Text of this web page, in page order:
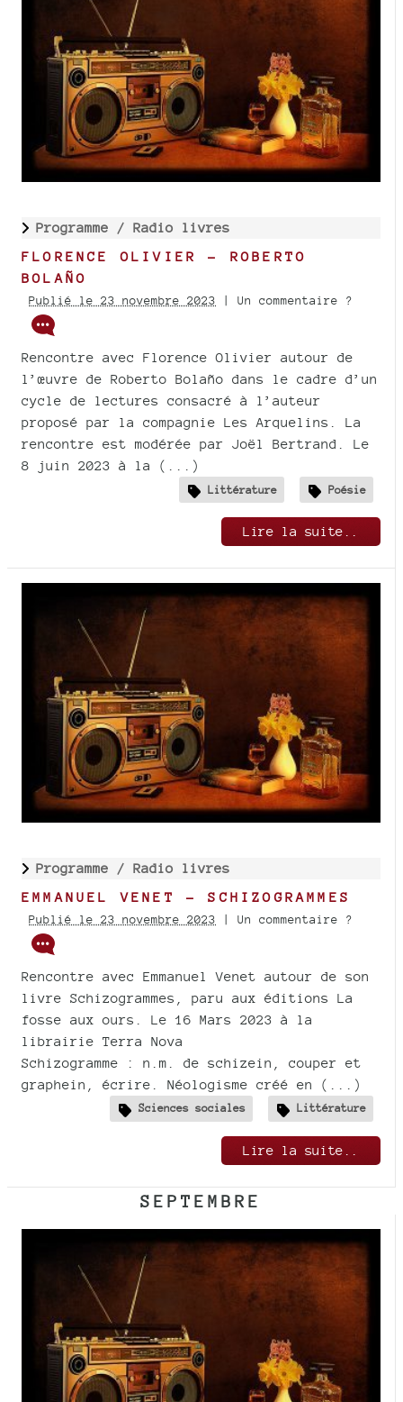
Programme / Radio livres
FLORENCE OLIVIER - ROBERTO
BOLAÑO
Publié le 23 novembre 2023 | Un commentaire ?
Rencontre avec Florence Olivier autour de
l’œuvre de Roberto Bolaño dans le cadre d’un
cycle de lectures consacré à l’auteur
proposé par la compagnie Les Arquelins. La
rencontre est modérée par Joël Bertrand. Le
8 juin 2023 à la (...)
Littérature Poésie
Lire la suite..
Programme / Radio livres
EMMANUEL VENET - SCHIZOGRAMMES
Publié le 23 novembre 2023 | Un commentaire ?
Rencontre avec Emmanuel Venet autour de son
livre Schizogrammes, paru aux éditions La
fosse aux ours. Le 16 Mars 2023 à la
librairie Terra Nova
Schizogramme : n.m. de schizein, couper et
graphein, écrire. Néologisme créé en (...)
Sciences sociales Littérature
Lire la suite..
SEPTEMBRE